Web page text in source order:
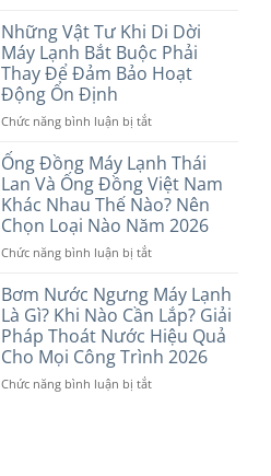
Khi
Lựa
Chọn
Năm
Nên
Chọn
Loại
Nào
Máy
Năm
2026?
1
Pha
Và
CB
Pha
Nhau
Như
Thế
Nào?
Máy
Lạnh
Dùng
Loại
Nào?
Những Vật Tư Khi Di Dời
Máy Lạnh Bắt Buộc Phải
Thay Để Đảm Bảo Hoạt
Động Ổn Định
Chức năng bình luận bị tắtở
Vật
Tư
Khi
Di
Dời
Máy
Bắt
Buộc
Phải
Thay
Để
Đảm
Ống Đồng Máy Lạnh Thái
Lan Và Ống Đồng Việt Nam
Khác Nhau Thế Nào? Nên
Chọn Loại Nào Năm 2026
Chức năng bình luận bị tắtở
Đồng
Máy
Lạnh
Thái
Lan
Và
Bơm Nước Ngưng Máy Lạnh
Là Gì? Khi Nào Cần Lắp? Giải
Pháp Thoát Nước Hiệu Quả
Cho Mọi Công Trình 2026
Chức năng bình luận bị tắtở